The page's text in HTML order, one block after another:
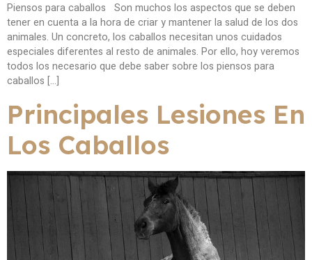
Piensos para caballos Son muchos los aspectos que se deben
tener en cuenta a la hora de criar y mantener la salud de los dos
animales. Un concreto, los caballos necesitan unos cuidados
especiales diferentes al resto de animales. Por ello, hoy veremos
todos los necesario que debe saber sobre los piensos para
caballos […]
Principales Lesiones En
Los Caballos